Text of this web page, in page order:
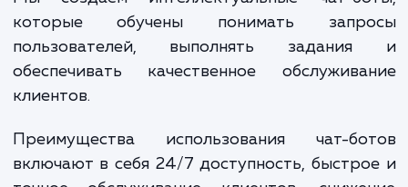
Услуга "Разработка чат-ботов" от
маркетингового агентства - это
решение, которое поможет
автоматизировать
Мы создаем интеллектуальные чат-
которые обучены понимать